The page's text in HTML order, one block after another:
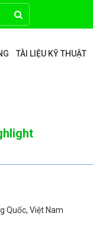
TÀI LIỆU KỸ THUẬT
Quốc, Việt Nam